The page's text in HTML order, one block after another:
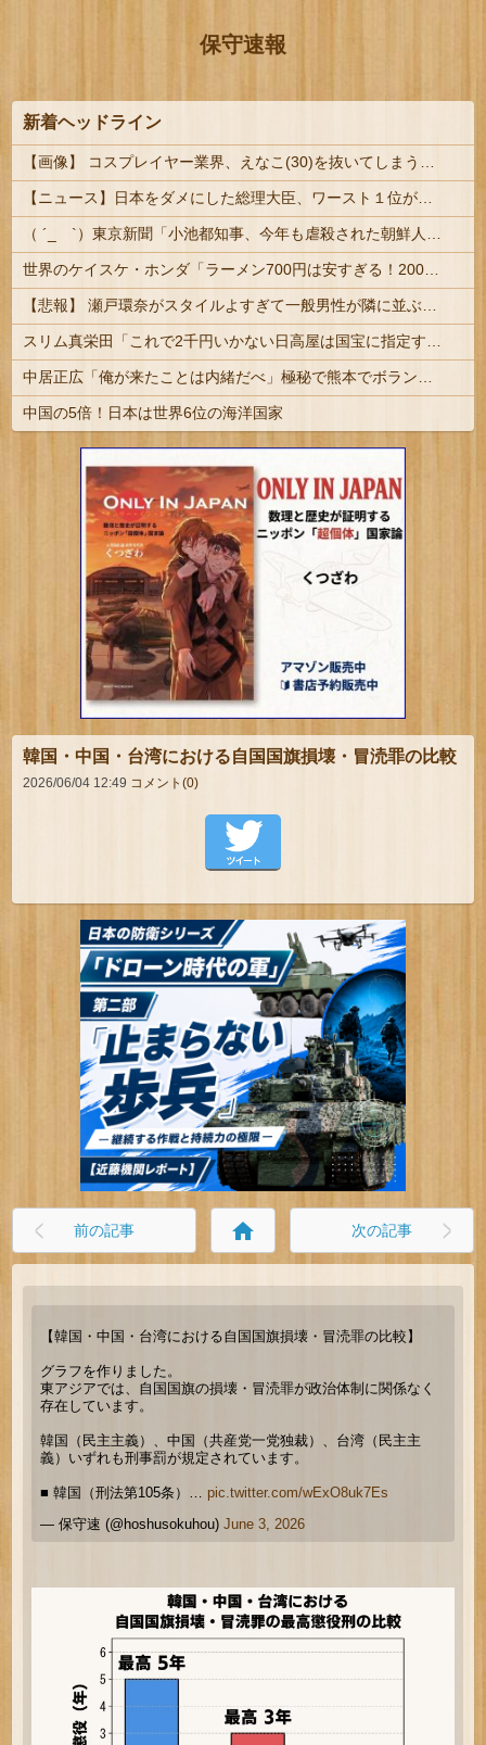
保守速報
新着ヘッドライン
中国の5倍！日本は世界6位の海洋国家
韓国・中国・台湾における自国国旗損壊・冒涜罪の比較
2026/06/04 12:49 コメント(0)
前の記事 home 次の記事
【韓国・中国・台湾における自国国旗損壊・冒涜罪の比較】
グラフを作りました。
東アジアでは、自国国旗の損壊・冒涜罪が政治体制に関係なく
存在しています。
韓国（民主主義）、中国（共産党一党独裁）、台湾（民主主
義）いずれも刑事罰が規定されています。
■ 韓国（刑法第105条）… pic.twitter.com/wExO8uk7Es
— 保守速 (@hoshusokuhou)June 3, 2026